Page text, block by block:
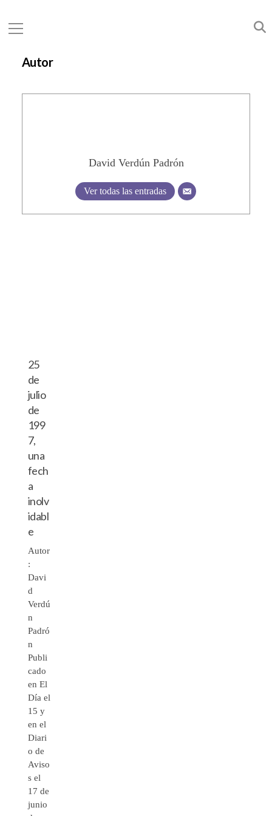
Autor
David Verdún Padrón
Ver todas las entradas
25
de
julio
de
199
7,
una
fech
a
inolv
idabl
e
Autor
:
Davi
d
Verdú
n
Padró
n
Publi
cado
en El
Día el
15 y
en el
Diari
o de
Aviso
s el
17 de
junio